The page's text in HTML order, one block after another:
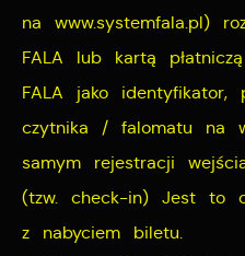
na www.systemfala.pl)
FALA lub kartą
FALA jako identyfikator,
czytnika / falomatu na
samym rejestracji
(tzw. check-in) Jest to
z nabyciem biletu.